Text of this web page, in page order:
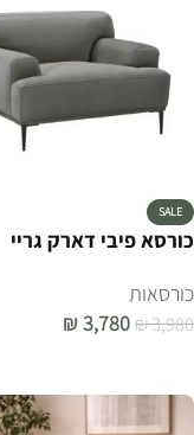
SALE
כורסא פיבי דארק גריי
כורסאות
₪3,980
₪3,780